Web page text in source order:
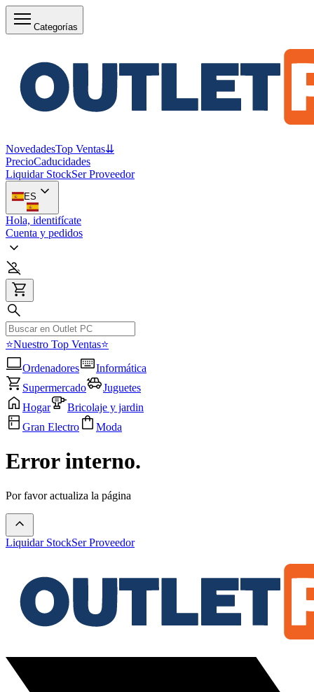
Categorías
NovedadesTop Ventas⇊
PrecioCaducidades
Liquidar StockSer Proveedor
ES
Hola, identifícate
Cuenta y pedidos
⭐Nuestro Top Ventas⭐
Ordenadores
Informática
Supermercado
Juguetes
Hogar
Bricolaje y jardin
Gran Electro
Moda
Error interno.
Por favor actualiza la página
Liquidar StockSer Proveedor